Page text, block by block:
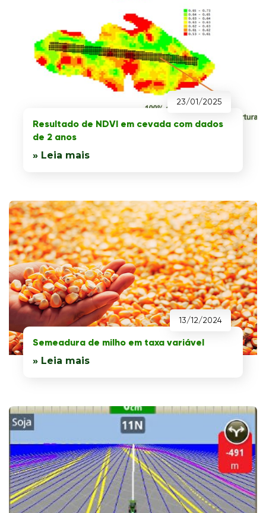
23/01/2025
Resultado de NDVI em cevada com dados
de 2 anos
» Leia mais
13/12/2024
Semeadura de milho em taxa variável
» Leia mais